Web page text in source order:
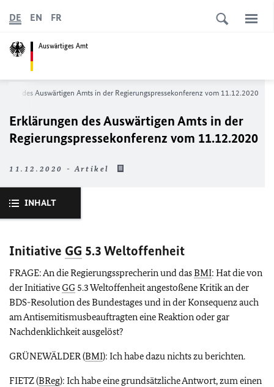
Auswärtiges Amt
DE EN FR
des Auswärtigen Amts in der Regierungs­pressekonferenz vom 11.12.2020
Erklärungen des Auswärtigen Amts in der
Regierungs­pressekonferenz vom 11.12.2020
11.12.2020 - Artikel
INHALT
Initiative GG 5.3 Weltoffenheit
FRAGE: An die Regierungssprecherin und dasBMI: Hat die von
der InitiativeGG 5.3 Weltoffenheit angestoßene Kritik an der
BDS-Resolution des Bundestages und in der Konsequenz auch
am Antisemitismusbeauftragten eine Reaktion oder gar
Nachdenklichkeit ausgelöst?
GRÜNEWÄLDER (BMI): Ich habe dazu nichts zu berichten.
FIETZ (BReg): Ich habe eine grundsätzliche Antwort, zum einen